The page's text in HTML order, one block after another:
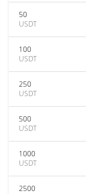
50
USDT
100
USDT
250
USDT
500
USDT
1000
USDT
2500